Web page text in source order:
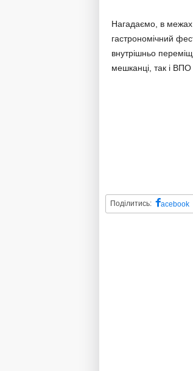
Нагадаємо, в межах
гастрономічний
внутрішньо
мешканці, так і ВПО
Поділитись: acebook